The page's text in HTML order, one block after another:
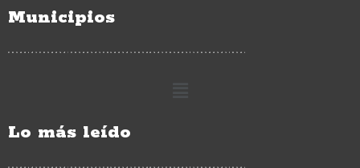
Municipios
Lo más leído